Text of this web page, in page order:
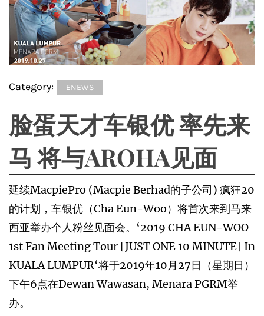
Category: ENEWS
脸蛋天才车银优 率先来
马 将与AROHA见面
延续MacpiePro (Macpie Berhad的子公司) 疯狂20
的计划，车银优（Cha Eun-Woo）将首次来到马来
西亚举办个人粉丝见面会。‘2019 CHA EUN-WOO
1st Fan Meeting Tour [JUST ONE 10 MINUTE] In
KUALA LUMPUR‘将于2019年10月27日（星期日）
下午6点在Dewan Wawasan, Menara PGRM举
办。